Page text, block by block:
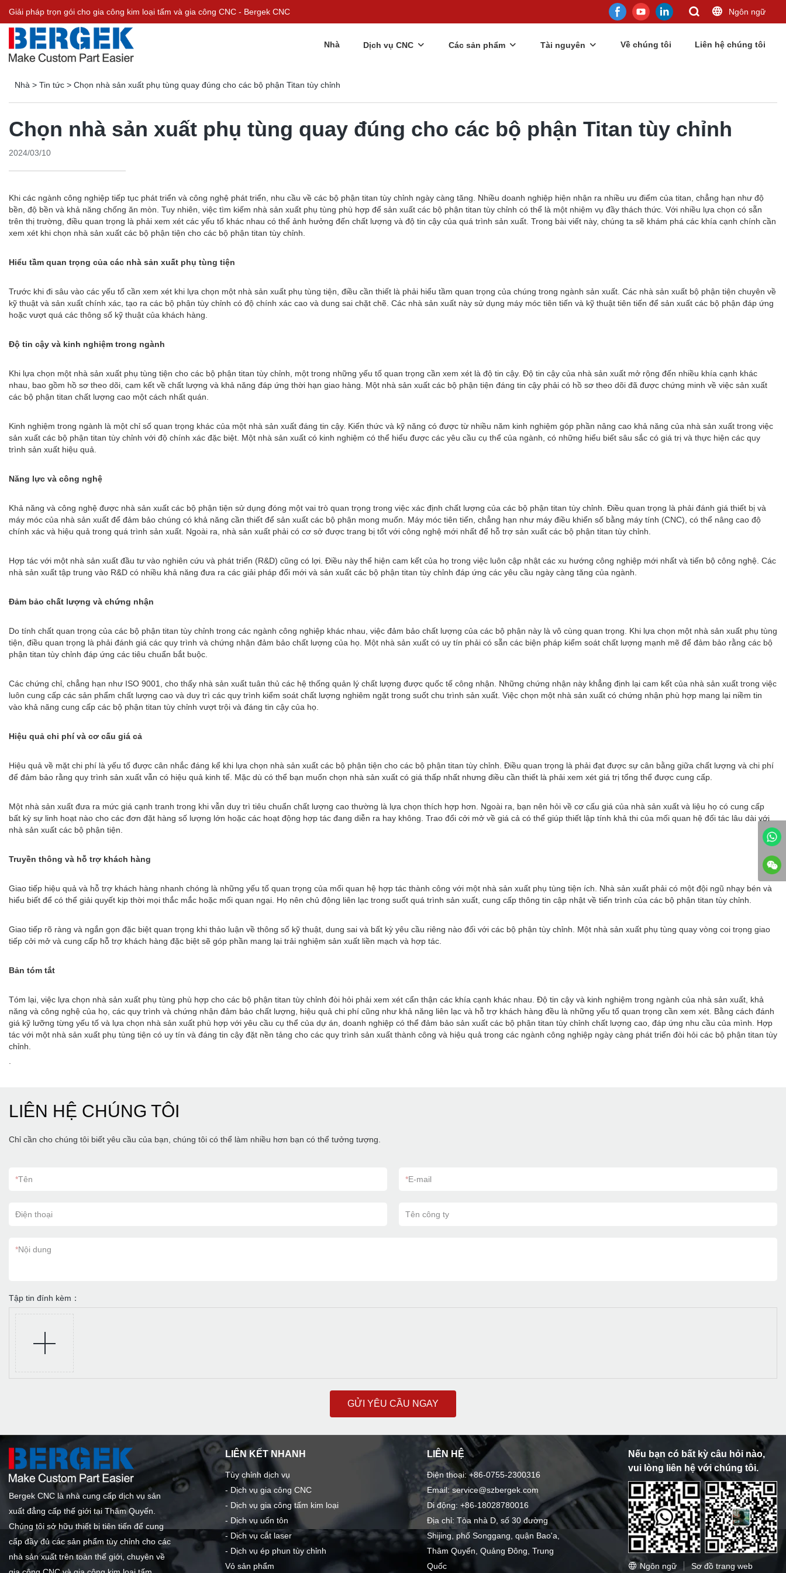
Giải pháp trọn gói cho gia công kim loại tấm và gia công CNC - Bergek CNC Ngôn ngữ
Nhà Dịch vụ CNC Các sản phẩm Tài nguyên Về chúng tôi Liên hệ chúng tôi
Nhà > Tin tức > Chọn nhà sản xuất phụ tùng quay đúng cho các bộ phận Titan tùy chỉnh
Chọn nhà sản xuất phụ tùng quay đúng cho các bộ phận Titan tùy chỉnh
2024/03/10
Khi các ngành công nghiệp tiếp tục phát triển và công nghệ phát triển, nhu cầu về các bộ phận titan tùy chỉnh ngày càng tăng. Nhiều doanh nghiệp hiện nhận ra nhiều ưu điểm của titan, chẳng hạn như độ
bền, độ bền và khả năng chống ăn mòn. Tuy nhiên, việc tìm kiếm nhà sản xuất phụ tùng phù hợp để sản xuất các bộ phận titan tùy chỉnh có thể là một nhiệm vụ đầy thách thức. Với nhiều lựa chọn có sẵn
trên thị trường, điều quan trọng là phải xem xét các yếu tố khác nhau có thể ảnh hưởng đến chất lượng và độ tin cậy của quá trình sản xuất. Trong bài viết này, chúng ta sẽ khám phá các khía cạnh chính cần
xem xét khi chọn nhà sản xuất các bộ phận tiện cho các bộ phận titan tùy chỉnh.
Hiểu tầm quan trọng của các nhà sản xuất phụ tùng tiện
Trước khi đi sâu vào các yếu tố cần xem xét khi lựa chọn một nhà sản xuất phụ tùng tiện, điều cần thiết là phải hiểu tầm quan trọng của chúng trong ngành sản xuất. Các nhà sản xuất bộ phận tiện chuyên về
kỹ thuật và sản xuất chính xác, tạo ra các bộ phận tùy chỉnh có độ chính xác cao và dung sai chặt chẽ. Các nhà sản xuất này sử dụng máy móc tiên tiến và kỹ thuật tiên tiến để sản xuất các bộ phận đáp ứng
hoặc vượt quá các thông số kỹ thuật của khách hàng.
Độ tin cậy và kinh nghiệm trong ngành
Khi lựa chọn một nhà sản xuất phụ tùng tiện cho các bộ phận titan tùy chỉnh, một trong những yếu tố quan trọng cần xem xét là độ tin cậy. Độ tin cậy của nhà sản xuất mở rộng đến nhiều khía cạnh khác
nhau, bao gồm hồ sơ theo dõi, cam kết về chất lượng và khả năng đáp ứng thời hạn giao hàng. Một nhà sản xuất các bộ phận tiện đáng tin cậy phải có hồ sơ theo dõi đã được chứng minh về việc sản xuất
các bộ phận titan chất lượng cao một cách nhất quán.
Kinh nghiệm trong ngành là một chỉ số quan trọng khác của một nhà sản xuất đáng tin cậy. Kiến thức và kỹ năng có được từ nhiều năm kinh nghiệm góp phần nâng cao khả năng của nhà sản xuất trong việc
sản xuất các bộ phận titan tùy chỉnh với độ chính xác đặc biệt. Một nhà sản xuất có kinh nghiệm có thể hiểu được các yêu cầu cụ thể của ngành, có những hiểu biết sâu sắc có giá trị và thực hiện các quy
trình sản xuất hiệu quả.
Năng lực và công nghệ
Khả năng và công nghệ được nhà sản xuất các bộ phận tiện sử dụng đóng một vai trò quan trọng trong việc xác định chất lượng của các bộ phận titan tùy chỉnh. Điều quan trọng là phải đánh giá thiết bị và
máy móc của nhà sản xuất để đảm bảo chúng có khả năng cần thiết để sản xuất các bộ phận mong muốn. Máy móc tiên tiến, chẳng hạn như máy điều khiển số bằng máy tính (CNC), có thể nâng cao độ
chính xác và hiệu quả trong quá trình sản xuất. Ngoài ra, nhà sản xuất phải có cơ sở được trang bị tốt với công nghệ mới nhất để hỗ trợ sản xuất các bộ phận titan tùy chỉnh.
Hợp tác với một nhà sản xuất đầu tư vào nghiên cứu và phát triển (R&D) cũng có lợi. Điều này thể hiện cam kết của họ trong việc luôn cập nhật các xu hướng công nghiệp mới nhất và tiến bộ công nghệ. Các
nhà sản xuất tập trung vào R&D có nhiều khả năng đưa ra các giải pháp đổi mới và sản xuất các bộ phận titan tùy chỉnh đáp ứng các yêu cầu ngày càng tăng của ngành.
Đảm bảo chất lượng và chứng nhận
Do tính chất quan trọng của các bộ phận titan tùy chỉnh trong các ngành công nghiệp khác nhau, việc đảm bảo chất lượng của các bộ phận này là vô cùng quan trọng. Khi lựa chọn một nhà sản xuất phụ tùng
tiện, điều quan trọng là phải đánh giá các quy trình và chứng nhận đảm bảo chất lượng của họ. Một nhà sản xuất có uy tín phải có sẵn các biện pháp kiểm soát chất lượng mạnh mẽ để đảm bảo rằng các bộ
phận titan tùy chỉnh đáp ứng các tiêu chuẩn bắt buộc.
Các chứng chỉ, chẳng hạn như ISO 9001, cho thấy nhà sản xuất tuân thủ các hệ thống quản lý chất lượng được quốc tế công nhận. Những chứng nhận này khẳng định lại cam kết của nhà sản xuất trong việc
luôn cung cấp các sản phẩm chất lượng cao và duy trì các quy trình kiểm soát chất lượng nghiêm ngặt trong suốt chu trình sản xuất. Việc chọn một nhà sản xuất có chứng nhận phù hợp mang lại niềm tin
vào khả năng cung cấp các bộ phận titan tùy chỉnh vượt trội và đáng tin cậy của họ.
Hiệu quả chi phí và cơ cấu giá cả
Hiệu quả về mặt chi phí là yếu tố được cân nhắc đáng kể khi lựa chọn nhà sản xuất các bộ phận tiện cho các bộ phận titan tùy chỉnh. Điều quan trọng là phải đạt được sự cân bằng giữa chất lượng và chi phí
để đảm bảo rằng quy trình sản xuất vẫn có hiệu quả kinh tế. Mặc dù có thể bạn muốn chọn nhà sản xuất có giá thấp nhất nhưng điều cần thiết là phải xem xét giá trị tổng thể được cung cấp.
Một nhà sản xuất đưa ra mức giá cạnh tranh trong khi vẫn duy trì tiêu chuẩn chất lượng cao thường là lựa chọn thích hợp hơn. Ngoài ra, bạn nên hỏi về cơ cấu giá của nhà sản xuất và liệu họ có cung cấp
bất kỳ sự linh hoạt nào cho các đơn đặt hàng số lượng lớn hoặc các hoạt động hợp tác đang diễn ra hay không. Trao đổi cởi mở về giá cả có thể giúp thiết lập tính khả thi của mối quan hệ đối tác lâu dài với
nhà sản xuất các bộ phận tiện.
Truyền thông và hỗ trợ khách hàng
Giao tiếp hiệu quả và hỗ trợ khách hàng nhanh chóng là những yếu tố quan trọng của mối quan hệ hợp tác thành công với một nhà sản xuất phụ tùng tiện ích. Nhà sản xuất phải có một đội ngũ nhạy bén và
hiểu biết để có thể giải quyết kịp thời mọi thắc mắc hoặc mối quan ngại. Họ nên chủ động liên lạc trong suốt quá trình sản xuất, cung cấp thông tin cập nhật về tiến trình của các bộ phận titan tùy chỉnh.
Giao tiếp rõ ràng và ngắn gọn đặc biệt quan trọng khi thảo luận về thông số kỹ thuật, dung sai và bất kỳ yêu cầu riêng nào đối với các bộ phận tùy chỉnh. Một nhà sản xuất phụ tùng quay vòng coi trọng giao
tiếp cởi mở và cung cấp hỗ trợ khách hàng đặc biệt sẽ góp phần mang lại trải nghiệm sản xuất liền mạch và hợp tác.
Bản tóm tắt
Tóm lại, việc lựa chọn nhà sản xuất phụ tùng phù hợp cho các bộ phận titan tùy chỉnh đòi hỏi phải xem xét cẩn thận các khía cạnh khác nhau. Độ tin cậy và kinh nghiệm trong ngành của nhà sản xuất, khả
năng và công nghệ của họ, các quy trình và chứng nhận đảm bảo chất lượng, hiệu quả chi phí cũng như khả năng liên lạc và hỗ trợ khách hàng đều là những yếu tố quan trọng cần xem xét. Bằng cách đánh
giá kỹ lưỡng từng yếu tố và lựa chọn nhà sản xuất phù hợp với yêu cầu cụ thể của dự án, doanh nghiệp có thể đảm bảo sản xuất các bộ phận titan tùy chỉnh chất lượng cao, đáp ứng nhu cầu của mình. Hợp
tác với một nhà sản xuất phụ tùng tiện có uy tín và đáng tin cậy đặt nền tảng cho các quy trình sản xuất thành công và hiệu quả trong các ngành công nghiệp ngày càng phát triển đòi hỏi các bộ phận titan tùy
chỉnh.
LIÊN HỆ CHÚNG TÔI
Chỉ cần cho chúng tôi biết yêu cầu của bạn, chúng tôi có thể làm nhiều hơn bạn có thể tưởng tượng.
*Tên *E-mail
Điện thoại Tên công ty
*Nội dung
Tập tin đính kèm：
GỬI YÊU CẦU NGAY
Bergek CNC là nhà cung cấp dịch vụ sản
xuất đẳng cấp thế giới tại Thâm Quyến.
Chúng tôi sở hữu thiết bị tiên tiến để cung
cấp đầy đủ các sản phẩm tùy chỉnh cho các
nhà sản xuất trên toàn thế giới, chuyên về
LIÊN KẾT NHANH
Tùy chỉnh dịch vụ
- Dịch vụ gia công CNC
- Dịch vụ gia công tấm kim loại
- Dịch vụ uốn tôn
- Dịch vụ cắt laser
- Dịch vụ ép phun tùy chỉnh
Vỏ sản phẩm
LIÊN HỆ
Điện thoại: +86-0755-2300316
Email: service@szbergek.com
Di động: +86-18028780016
Địa chỉ: Tòa nhà D, số 30 đường
Shijing, phố Songgang, quận Bao'a,
Thâm Quyến, Quảng Đông, Trung
Quốc
Nếu bạn có bất kỳ câu hỏi nào,
vui lòng liên hệ với chúng tôi.
Ngôn ngữ Sơ đồ trang web